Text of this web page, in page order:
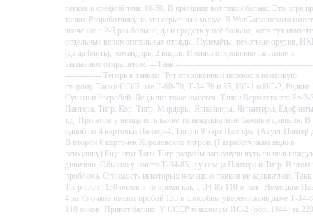
лёгкие и средний танк 10-50. В принципе вот такой баланс. Это игра
танки. Разработчику за это серьёзный минус. В WarGame пехота имеет
значение в 2-3 раз больше, да и средств у неё больше, хотя тут
отдельные вспомогательные отряды. Пулемёты, пехотные орудия,
(да да блять), командиры 2 видов. Иконки откровенно галимые и
вызывают отвращение. ---
------------- Теперь к танкам. Тут откровенный перекос в немецкую
сторону. Танки СССР это Т-60-70, Т-34 76 и 85, ИС-1 и ИС-2,
Сушки и Зверобой. Ленд-лиз тоже имеется. Танки Вермахта это Pz-2-
Пантера, Тигр, Кор. Тигр, Мардеры, Ягпанцеры, Ягпантеры,
т.д. При этом у немца есть какие-то неадекватные базовые дивизии. В
одной по 4 карточки Панзер-4, Тигр и 9 карт Пантера. (Ахует Пантер
В второй 6 карточек Королевских тигров. (Разработчикам надо в
психушку) Ещё этот Танк Тигр разрабы запихнули чуть ли не в
дивизию. Обычно у совета Т-34-85, а у немца Пантера и Тигр. В этом
проблема. Стоимость некоторых немецких танков не адекватная. Танк
Тигр стоит 130 очков в то время как Т-34-85 110 очков. Немецкие
4 за 75 очков имеют пробой 135 и способны уверено жечь даже Т-34-
110 очков. Привет баланс. У СССР максимум ИС-2 (обр. 1944) за 220